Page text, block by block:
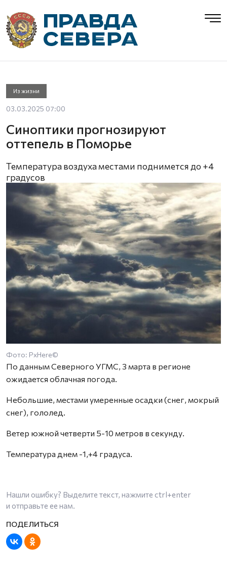
Из жизни
03.03.2025 07:00
Синоптики прогнозируют
оттепель в Поморье
Температура воздуха местами поднимется до +4
градусов
Фото: PxHere©
По данным Северного УГМС, 3 марта в регионе
ожидается облачная погода.
Небольшие, местами умеренные осадки (снег, мокрый
снег), гололед.
Ветер южной четверти 5-10 метров в секунду.
Температура днем -1,+4 градуса.
Нашли ошибку? Выделите текст, нажмите ctrl+enter
и отправьте ее нам.